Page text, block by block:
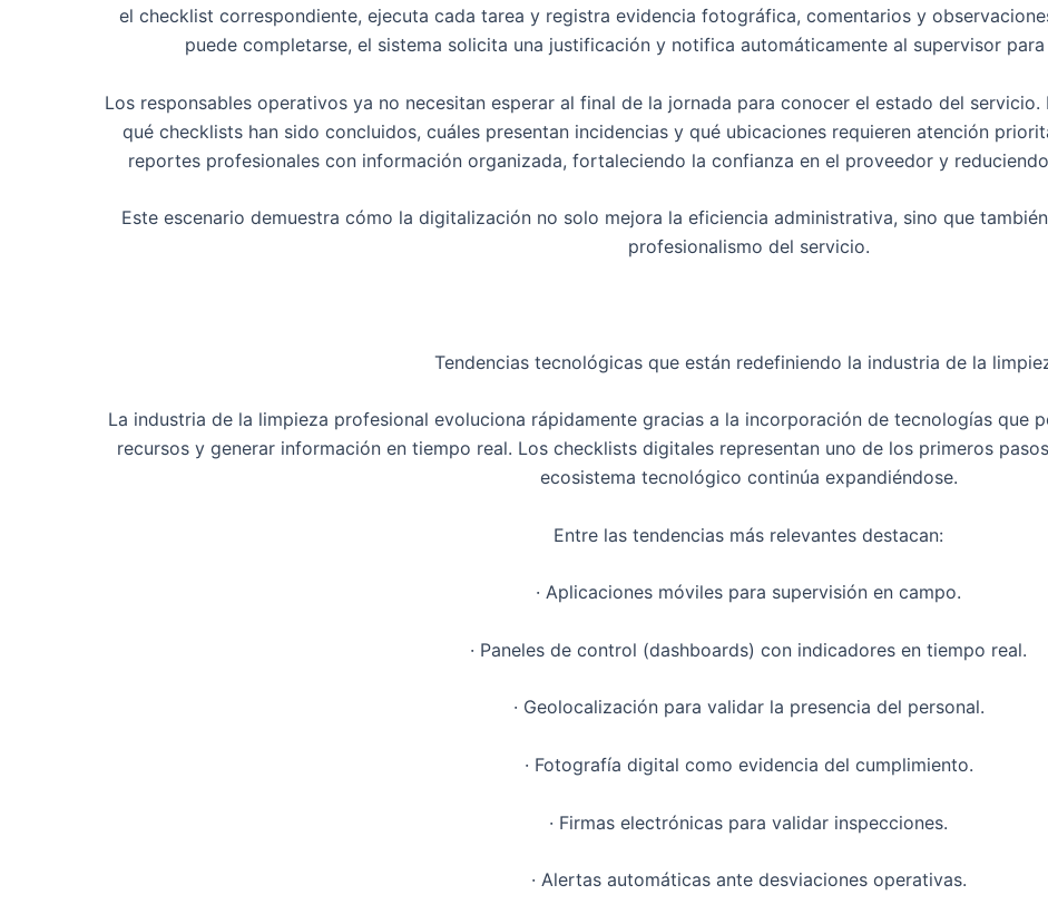
el checklist correspondiente, ejecuta cada tarea y registra evidencia fotográfica, comentarios y
puede completarse, el sistema solicita una justificación y notifica automáticamente al supervisor
Los responsables operativos ya no necesitan esperar al final de la jornada para conocer el estado del
qué checklists han sido concluidos, cuáles presentan incidencias y qué ubicaciones requieren atención
reportes profesionales con información organizada, fortaleciendo la confianza en el proveedor y
Este escenario demuestra cómo la digitalización no solo mejora la eficiencia administrativa, sino que
profesionalismo del servicio.
Tendencias tecnológicas que están redefiniendo la industria de la
La industria de la limpieza profesional evoluciona rápidamente gracias a la incorporación de tecnologías que
recursos y generar información en tiempo real. Los checklists digitales representan uno de los primeros
ecosistema tecnológico continúa expandiéndose.
Entre las tendencias más relevantes destacan:
· Aplicaciones móviles para supervisión en campo.
· Paneles de control (dashboards) con indicadores en tiempo real.
· Geolocalización para validar la presencia del personal.
· Fotografía digital como evidencia del cumplimiento.
· Firmas electrónicas para validar inspecciones.
· Alertas automáticas ante desviaciones operativas.